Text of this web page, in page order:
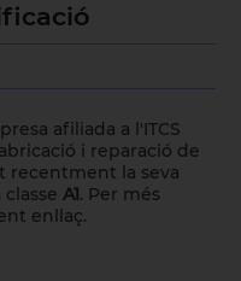
afiliada a l'ITCS
i reparació de
recentment la seva
A1. Per més
enllaç.